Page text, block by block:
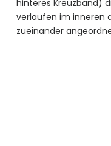
hinteres Kreuzband)
verlaufen im inneren
zueinander